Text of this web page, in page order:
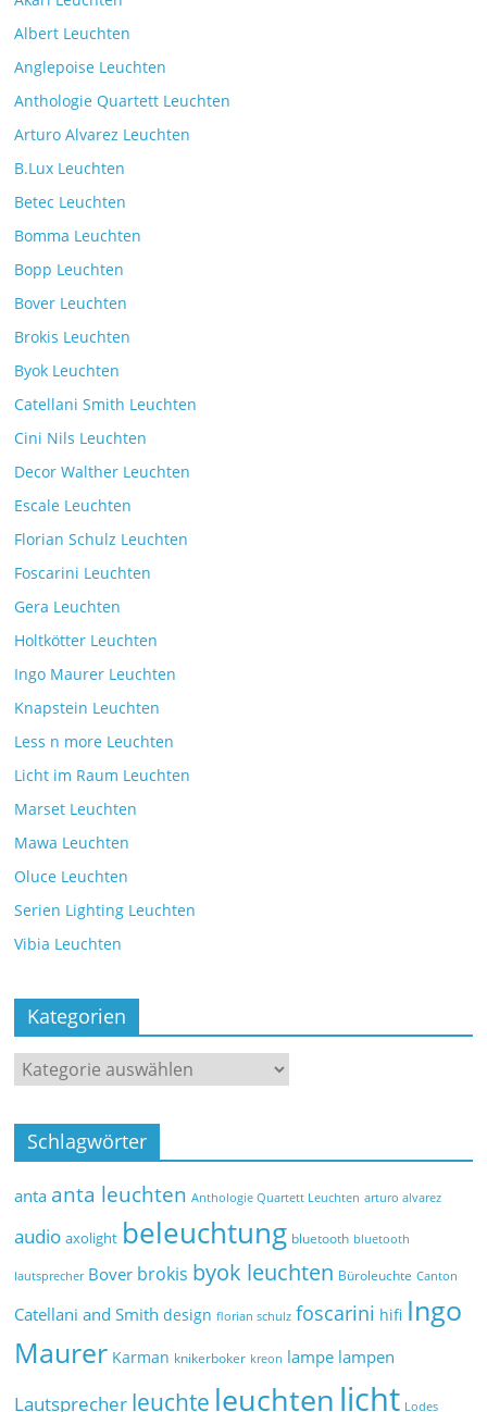
7. Juli 2025
Herstellers Brokis
26. Juli 2025
Albert Leuchten
Anglepoise Leuchten
Anthologie Quartett Leuchten
Arturo Alvarez Leuchten
B.Lux Leuchten
Betec Leuchten
Bomma Leuchten
Bopp Leuchten
Bover Leuchten
Brokis Leuchten
Byok Leuchten
Catellani Smith Leuchten
Cini Nils Leuchten
Decor Walther Leuchten
Escale Leuchten
Florian Schulz Leuchten
Foscarini Leuchten
Gera Leuchten
Holtkötter Leuchten
Ingo Maurer Leuchten
Knapstein Leuchten
Less n more Leuchten
Licht im Raum Leuchten
Marset Leuchten
Mawa Leuchten
Oluce Leuchten
Serien Lighting Leuchten
Vibia Leuchten
Kategorien
Schlagwörter
anta anta leuchten Anthologie Quartett Leuchten arturo alvarez
audio axolight beleuchtung bluetooth bluetooth
lautsprecher Bover brokis byok leuchten Büroleuchte Canton
Catellani and Smith design florian schulz foscarini hifi Ingo
Maurer Karman knikerboker kreon lampe lampen
Lautsprecher leuchte leuchten licht Lodes